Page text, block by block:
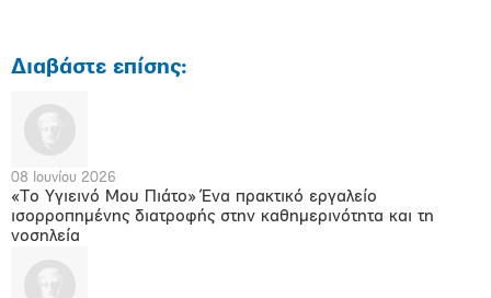
Διαβάστε επίσης:
08 Ιουνίου 2026
«Το Υγιεινό Μου Πιάτο» Ένα πρακτικό εργαλείο
ισορροπημένης διατροφής στην καθημερινότητα και τη
νοσηλεία